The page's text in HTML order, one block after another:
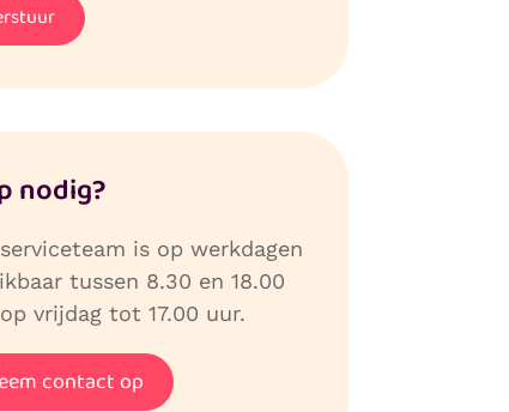
nodig?
is op werkdagen
tussen 8.30 en 18.00
vrijdag tot 17.00 uur.
contact op